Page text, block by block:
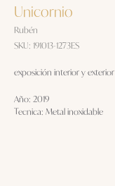
Unicornio
Rubén
SKU: 191013-1273ES
exposición interior y exterior
Año: 2019
Tecnica: Metal inoxidable